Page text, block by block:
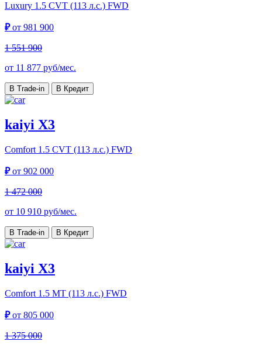
Luxury 1.5 CVT (113 л.с.) FWD
₽от 981 900
1 551 900
от 11 877 руб/мес.
В Trade-in В Кредит
kaiyi X3
Comfort 1.5 CVT (113 л.с.) FWD
₽от 902 000
1 472 000
от 10 910 руб/мес.
В Trade-in В Кредит
kaiyi X3
Comfort 1.5 MT (113 л.с.) FWD
₽от 805 000
1 375 000